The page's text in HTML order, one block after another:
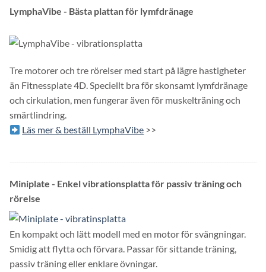
LymphaVibe - Bästa plattan för lymfdränage
Tre motorer och tre rörelser med start på lägre hastigheter
än Fitnessplate 4D. Speciellt bra för skonsamt lymfdränage
och cirkulation, men fungerar även för muskelträning och
smärtlindring.
Läs mer & beställ LymphaVibe >>
Miniplate - Enkel vibrationsplatta för passiv träning och
rörelse
En kompakt och lätt modell med en motor för svängningar.
Smidig att flytta och förvara. Passar för sittande träning,
passiv träning eller enklare övningar.